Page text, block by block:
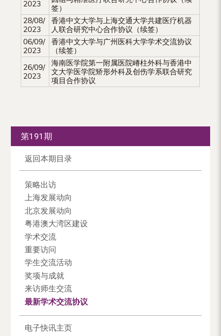
2023
签）
28/08/
2023
香港中文大学与上海交通大学共建医疗机器
人联合研究中心合作协议（续签）
06/09/
2023
香港中文大学与广州医科大学学术交流协议
（续签）
26/09/
2023
海南医学院第一附属医院嵴柱外科与香港中
文大学医学院矫形外科及创伤学系联合研究
项目合作协议
第191期
返回本期目录
策略出访
上海发展动向
北京发展动向
粤港澳大湾区建设
学术交流
重要访问
学生交流活动
奖项与成就
来访师生交流
最新学术交流协议
电子快讯主页